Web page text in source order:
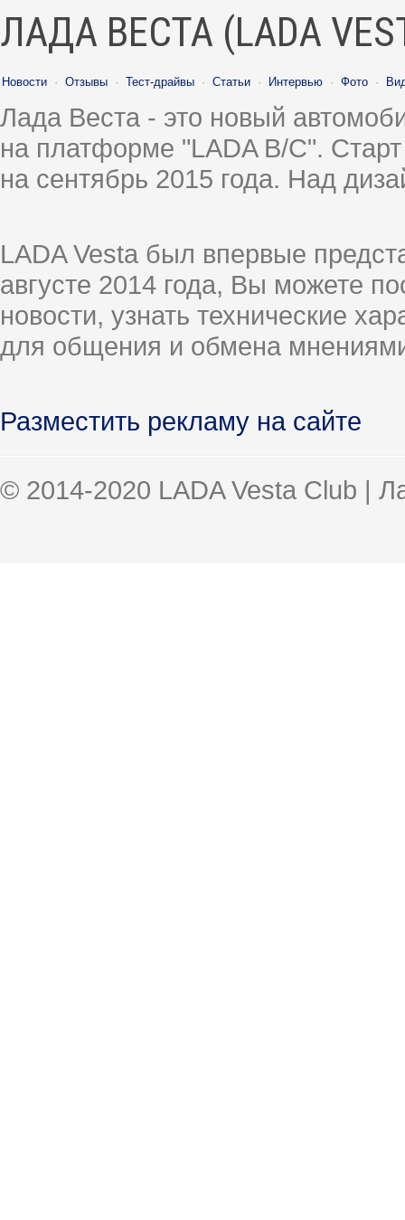
ЛАДА ВЕСТА (LADA
Новости · Отзывы · Тест-драйвы · Статьи · Интервью · Фото ·
Лада Веста - это новый
на платформе "LADA B/C".
на сентябрь 2015 года. Над
LADA Vesta был впервые
августе 2014 года, Вы можете
новости, узнать технические
для общения и обмена
Разместить рекламу на сайте
© 2014-2020 LADA Vesta Club |